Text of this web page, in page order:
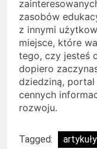
zasobów
z innymi
miejsce, które
tego, czy jesteś
dopiero
dziedziną,
cennych
rozwoju.
Tagged: artykuły